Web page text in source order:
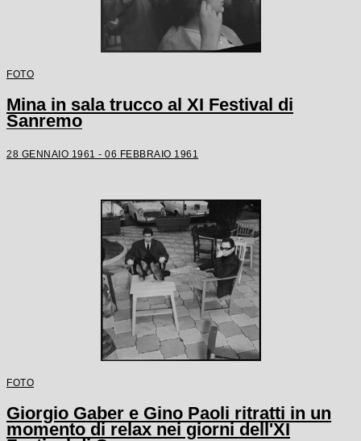
FOTO
Mina in sala trucco al XI Festival di
Sanremo
28 GENNAIO 1961 - 06 FEBBRAIO 1961
FOTO
Giorgio Gaber e Gino Paoli ritratti in un
momento di relax nei giorni dell'XI